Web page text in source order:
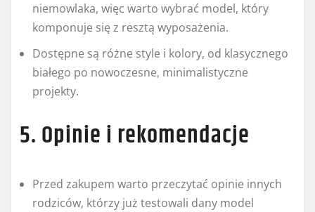
niemowlaka, więc warto wybrać model, który
komponuje się z resztą wyposażenia.
Dostępne są różne style i kolory, od klasycznego
białego po nowoczesne, minimalistyczne
projekty.
5. Opinie i rekomendacje
Przed zakupem warto przeczytać opinie innych
rodziców, którzy już testowali dany model